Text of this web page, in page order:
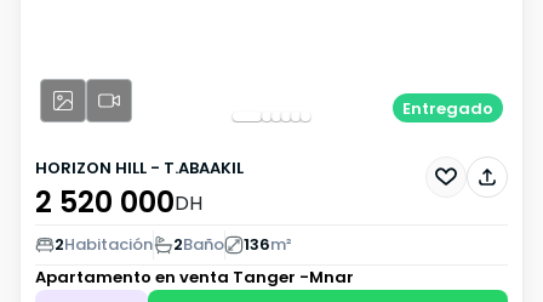
Entregado
HORIZON HILL - T.ABAAKIL
2 520 000DH
2Habitación 2Baño 136m²
Apartamento en venta Tanger -Mnar